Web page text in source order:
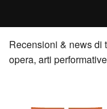
Home
Recensioni
Recensioni & news di
opera, arti performative